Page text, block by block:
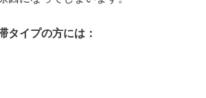
タイプの方には：